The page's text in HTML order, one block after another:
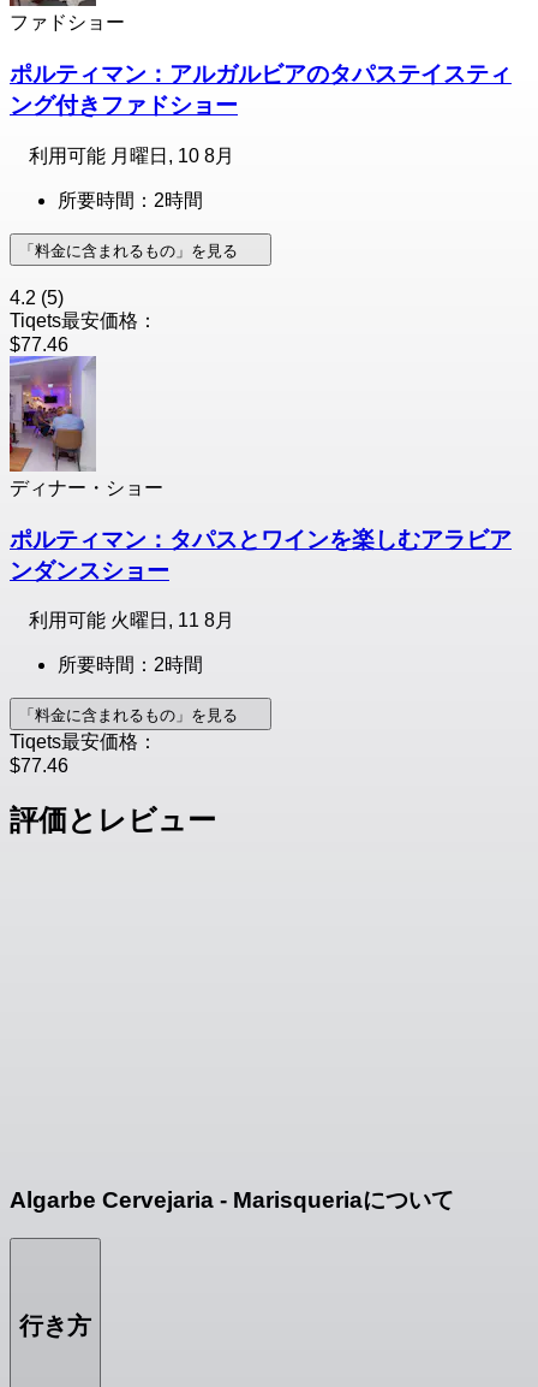
ファドショー
ポルティマン：アルガルビアのタパステイスティ
ング付きファドショー
利用可能 月曜日, 10 8月
所要時間：2時間
「料金に含まれるもの」を見る
4.2 (5)
Tiqets最安価格：
$77.46
ディナー・ショー
ポルティマン：タパスとワインを楽しむアラビア
ンダンスショー
利用可能 火曜日, 11 8月
所要時間：2時間
「料金に含まれるもの」を見る
Tiqets最安価格：
$77.46
評価とレビュー
Algarbe Cervejaria - Marisqueriaについて
行き方